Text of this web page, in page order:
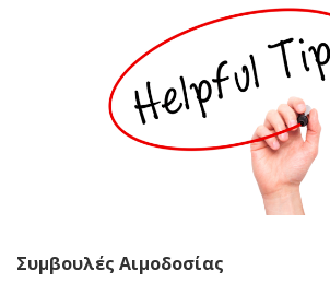
Συμβουλές Αιμοδοσίας